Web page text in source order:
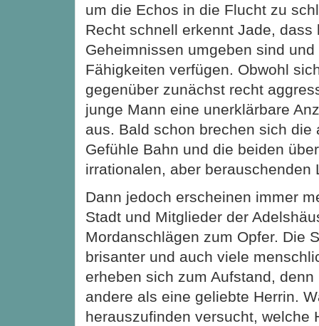
um die Echos in die Flucht zu
Recht schnell erkennt Jade, dass
Geheimnissen umgeben sind
Fähigkeiten verfügen. Obwohl
gegenüber zunächst recht
junge Mann eine unerklärbare
aus. Bald schon brechen sich die
Gefühle Bahn und die beiden
irrationalen, aber berauschenden
Dann jedoch erscheinen immer
Stadt und Mitglieder der
Mordanschlägen zum Opfer. Die
brisanter und auch viele
erheben sich zum Aufstand,
andere als eine geliebte Herrin.
herauszufinden versucht, welche